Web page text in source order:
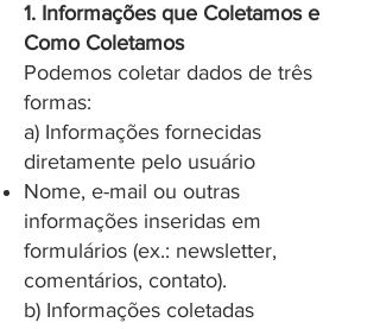
1. Informações que Coletamos e
Como Coletamos
Podemos coletar dados de três
formas:
a) Informações fornecidas
diretamente pelo usuário
Nome, e-mail ou outras
informações inseridas em
formulários (ex.: newsletter,
comentários, contato).
b) Informações coletadas